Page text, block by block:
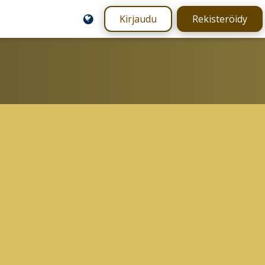
Kirjaudu Rekisteröidy